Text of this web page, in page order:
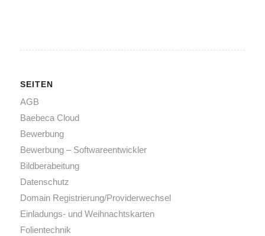
SEITEN
AGB
Baebeca Cloud
Bewerbung
Bewerbung – Softwareentwickler
Bildberabeitung
Datenschutz
Domain Registrierung/Providerwechsel
Einladungs- und Weihnachtskarten
Folientechnik